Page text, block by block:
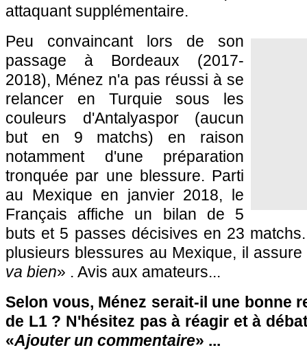
attaquant supplémentaire.
Peu convaincant lors de son
passage à Bordeaux (2017-
2018), Ménez n'a pas réussi à se
relancer en Turquie sous les
couleurs d'Antalyaspor (aucun
but en 9 matchs) en raison
notamment d'une préparation
tronquée par une blessure. Parti
au Mexique en janvier 2018, le
Français affiche un bilan de 5
buts et 5 passes décisives en 23
plusieurs blessures au Mexique, il
va bien» . Avis aux amateurs...
Selon vous, Ménez serait-il une bonne
de L1 ? N'hésitez pas à réagir et à
«Ajouter un commentaire» ...